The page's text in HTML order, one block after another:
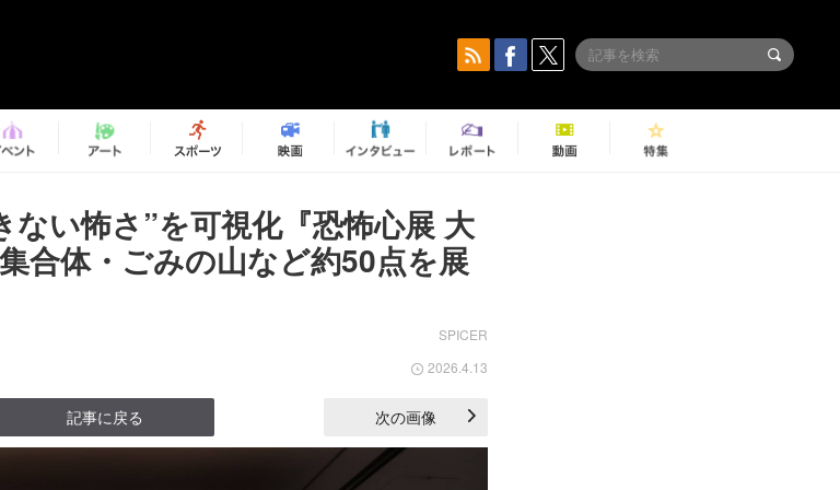
ない怖さ”を可視化『恐怖心展 大
合体・ごみの山など約50点を展
SPICER
2026.4.13
記事に戻る 次の画像